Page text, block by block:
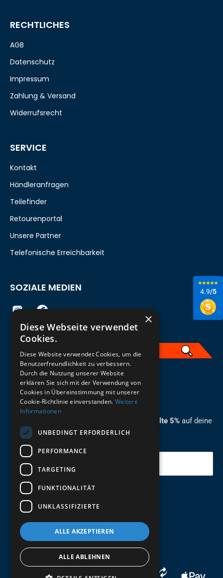
4.9/5
ZUM NEWSLETTER ANMELDEN
Melde dich jetzt zum Newsletter an und erhalte 5% auf deine
erste Bestellung.
Deine Email
Abschicken
RECHTLICHES
AGB
Datenschutz
Impressum
Zahlung & Versand
Widerrufsrecht
SERVICE
Kontakt
Händleranfragen
Teilefinder
Retourenportal
Unsere Partner
Telefonische Erreichbarkeit
SOZIALE MEDIEN
German
×
Diese Webseite verwendet
Cookies.
Diese Website verwendet Cookies, um die
Benutzerfreundlichkeit zu verbessern.
Durch die Nutzung unserer Website
erklären Sie sich mit der Verwendung von
Cookies in Übereinstimmung mit unserer
Cookie-Richtlinie einverstanden. Weitere
Informationen
UNBEDINGT ERFORDERLICH
PERFORMANCE
TARGETING
FUNKTIONALITÄT
UNKLASSIFIZIERTE
ALLE AKZEPTIEREN
ALLE ABLEHNEN